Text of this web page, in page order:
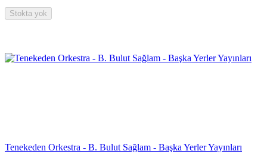
Stokta yok
Tenekeden Orkestra - B. Bulut Sağlam - Başka Yerler Yayınları